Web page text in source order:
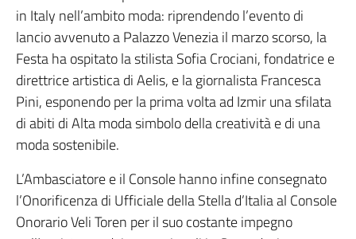
in Italy nell’ambito moda: riprendendo l’evento di
lancio avvenuto a Palazzo Venezia il marzo scorso, la
Festa ha ospitato la stilista Sofia Crociani, fondatrice e
direttrice artistica di Aelis, e la giornalista Francesca
Pini, esponendo per la prima volta ad Izmir una sfilata
di abiti di Alta moda simbolo della creatività e di una
moda sostenibile.
L’Ambasciatore e il Console hanno infine consegnato
l’Onorificenza di Ufficiale della Stella d’Italia al Console
Onorario Veli Toren per il suo costante impegno